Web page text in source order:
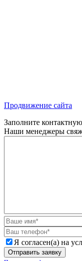
Продвижение сайта
Заполните
Наши менеджеры
Я согласен(а) на